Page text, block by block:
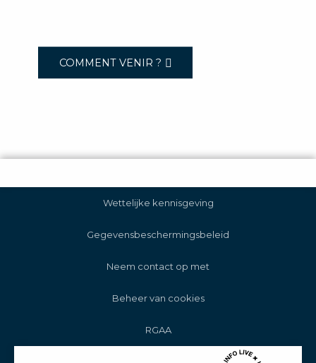
COMMENT VENIR ?
Wettelijke kennisgeving
Gegevensbeschermingsbeleid
Neem contact op met
Beheer van cookies
RGAA